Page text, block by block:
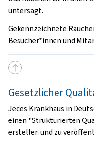
untersagt.
Gekennzeichnete
Besucher*innen und
Gesetzlicher
Jedes Krankhaus in
einen "Strukturierten
erstellen und zu